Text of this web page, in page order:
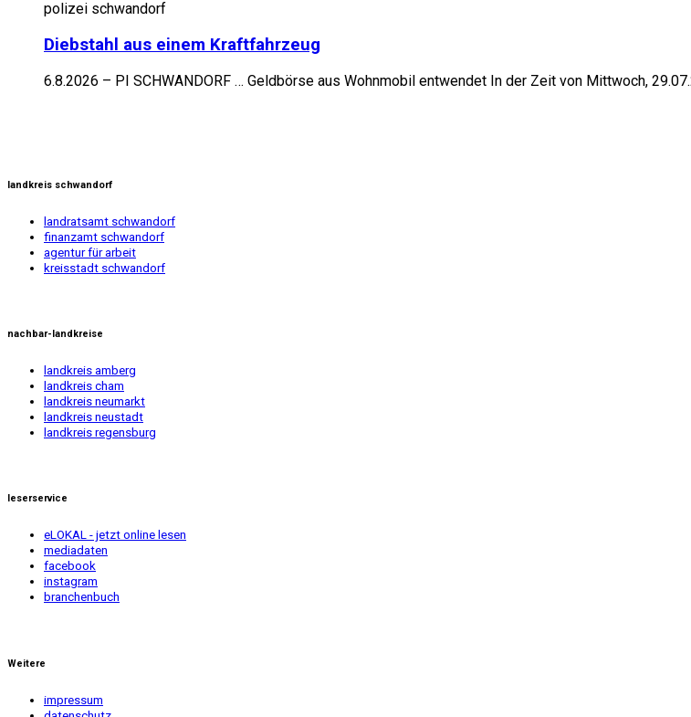
polizei schwandorf
Diebstahl aus einem Kraftfahrzeug
6.8.2026 – PI SCHWANDORF … Geldbörse aus Wohnmobil entwendet In der Zeit von Mittwoch,
landkreis schwandorf
landratsamt schwandorf
finanzamt schwandorf
agentur für arbeit
kreisstadt schwandorf
nachbar-landkreise
landkreis amberg
landkreis cham
landkreis neumarkt
landkreis neustadt
landkreis regensburg
leserservice
eLOKAL - jetzt online lesen
mediadaten
facebook
instagram
branchenbuch
Weitere
impressum